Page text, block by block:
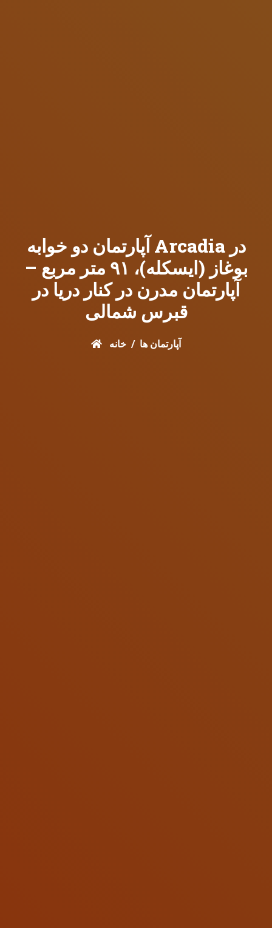
آپارتمان دو خوابه Arcadia در
بوغاز (ایسکله)، ۹۱ متر مربع –
آپارتمان مدرن در کنار دریا در
قبرس شمالی
خانه آپارتمان ها